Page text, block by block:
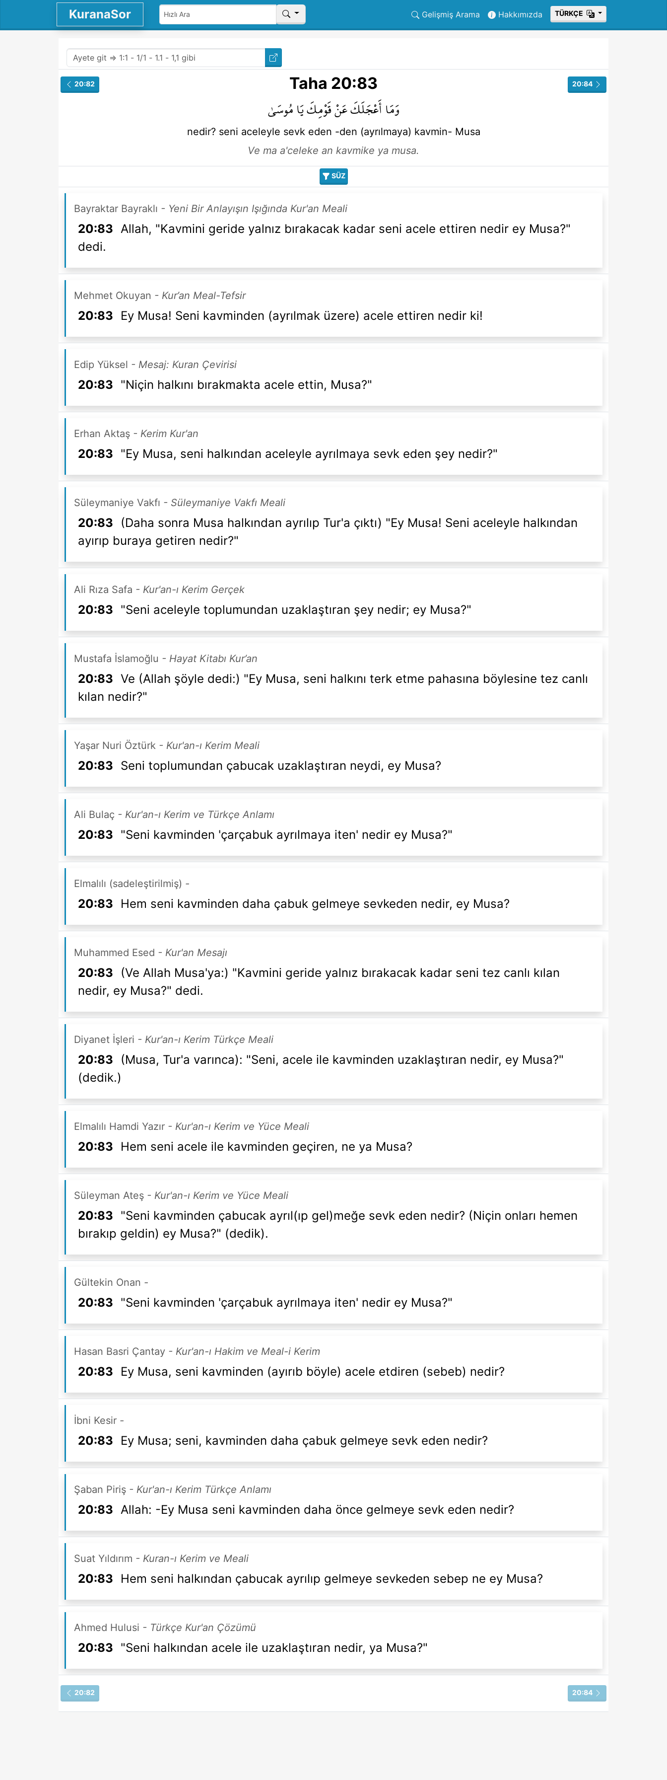
KuranaSor Gelişmiş Arama Hakkımızda ТÜRKÇE
20:82 20:84
Taha 20:83
وَمَاأَعْجَلَكَعَنْقَوْمِكَيَا مُوسَىٰ
nedir? seni aceleyle sevk eden -den (ayrılmaya) kavmin- Musa
Ve ma a'celeke an kavmike ya musa.
SÜZ
Bayraktar Bayraklı - Yeni Bir Anlayışın Işığında Kur'an Meali
20:83 Allah, "Kavmini geride yalnız bırakacak kadar seni acele ettiren nedir ey Musa?"
dedi.
Mehmet Okuyan - Kur’an Meal-Tefsir
20:83 Ey Musa! Seni kavminden (ayrılmak üzere) acele ettiren nedir ki!
Edip Yüksel - Mesaj: Kuran Çevirisi
20:83 "Niçin halkını bırakmakta acele ettin, Musa?"
Erhan Aktaş - Kerim Kur'an
20:83 "Ey Musa, seni halkından aceleyle ayrılmaya sevk eden şey nedir?"
Süleymaniye Vakfı - Süleymaniye Vakfı Meali
20:83
(Daha sonra Musa halkından ayrılıp Tur'a çıktı) "Ey Musa! Seni aceleyle halkından
ayırıp buraya getiren nedir?"
Ali Rıza Safa - Kur'an-ı Kerim Gerçek
20:83 "Seni aceleyle toplumundan uzaklaştıran şey nedir; ey Musa?"
Mustafa İslamoğlu - Hayat Kitabı Kur’an
20:83 Ve (Allah şöyle dedi:) "Ey Musa, seni halkını terk etme pahasına böylesine tez canlı
kılan nedir?"
Yaşar Nuri Öztürk - Kur'an-ı Kerim Meali
20:83 Seni toplumundan çabucak uzaklaştıran neydi, ey Musa?
Ali Bulaç - Kur'an-ı Kerim ve Türkçe Anlamı
20:83 "Seni kavminden 'çarçabuk ayrılmaya iten' nedir ey Musa?"
Elmalılı (sadeleştirilmiş) -
20:83 Hem seni kavminden daha çabuk gelmeye sevkeden nedir, ey Musa?
Muhammed Esed - Kur'an Mesajı
20:83
(Ve Allah Musa'ya:) "Kavmini geride yalnız bırakacak kadar seni tez canlı kılan
nedir, ey Musa?" dedi.
Diyanet İşleri - Kur'an-ı Kerim Türkçe Meali
20:83
(Musa, Tur'a varınca): "Seni, acele ile kavminden uzaklaştıran nedir, ey Musa?"
(dedik.)
Elmalılı Hamdi Yazır - Kur'an-ı Kerim ve Yüce Meali
20:83 Hem seni acele ile kavminden geçiren, ne ya Musa?
Süleyman Ateş - Kur'an-ı Kerim ve Yüce Meali
20:83 "Seni kavminden çabucak ayrıl(ıp gel)meğe sevk eden nedir? (Niçin onları hemen
bırakıp geldin) ey Musa?" (dedik).
Gültekin Onan -
20:83 "Seni kavminden 'çarçabuk ayrılmaya iten' nedir ey Musa?"
Hasan Basri Çantay - Kur'an-ı Hakim ve Meal-i Kerim
20:83 Ey Musa, seni kavminden (ayırıb böyle) acele etdiren (sebeb) nedir?
İbni Kesir -
20:83 Ey Musa; seni, kavminden daha çabuk gelmeye sevk eden nedir?
Şaban Piriş - Kur'an-ı Kerim Türkçe Anlamı
20:83 Allah: -Ey Musa seni kavminden daha önce gelmeye sevk eden nedir?
Suat Yıldırım - Kuran-ı Kerim ve Meali
20:83 Hem seni halkından çabucak ayrılıp gelmeye sevkeden sebep ne ey Musa?
Ahmed Hulusi - Türkçe Kur'an Çözümü
20:83 "Seni halkından acele ile uzaklaştıran nedir, ya Musa?"
20:82 20:84